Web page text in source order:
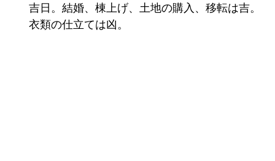
吉日。結婚、棟上げ、土地の購入、移転は吉。
衣類の仕立ては凶。